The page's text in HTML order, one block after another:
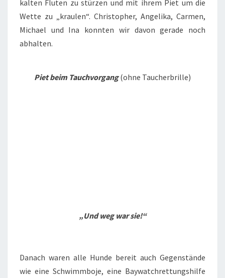
kalten Fluten zu stürzen und mit ihrem Piet um die
Wette zu „kraulen“. Christopher, Angelika, Carmen,
Michael und Ina konnten wir davon gerade noch
abhalten.
Piet beim Tauchvorgang(ohne Taucherbrille)
„Und weg war sie!“
Danach waren alle Hunde bereit auch Gegenstände
wie eine Schwimmboje, eine Baywatchrettungshilfe